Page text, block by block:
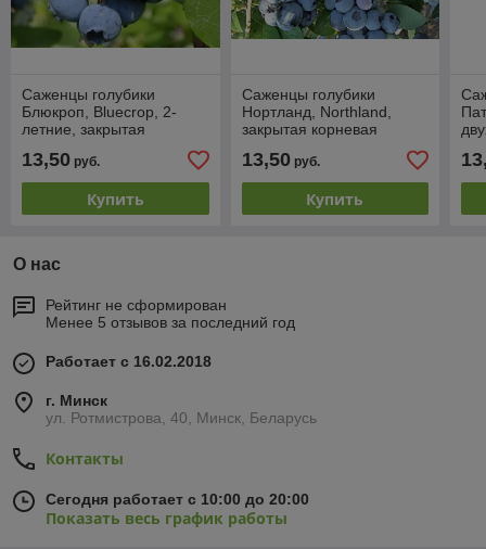
Саженцы голубики
Блюкроп, Bluecrop, 2-
летние, закрытая
13,50 руб.
Купить
Саженцы голубики
Нортланд, Northland,
закрытая корневая
13,50руб.
Купить
О нас
Рейтинг не сформирован
Менее 5 отзывов за последний год
Работает с 16.02.2018
г. Минск
ул. Ротмистрова, 40, Минск, Беларусь
Контакты
Сегодня работает с 10:00 до 20:00
Показать весь график работы